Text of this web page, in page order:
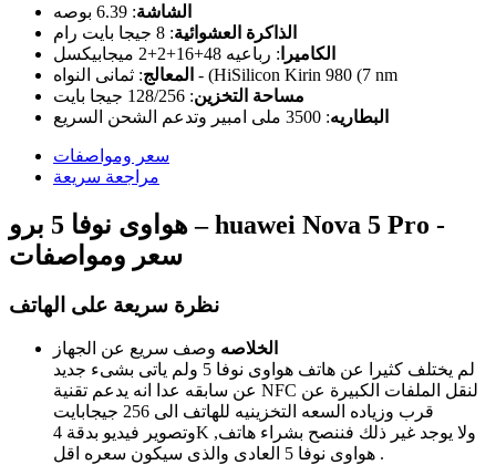
الشاشة: 6.39 بوصه
الذاكرة العشوائية: 8 جيجا بايت رام
الكاميرا : رباعيه 48+16+2+2 ميجابيكسل
المعالج:
ثمانى النواه - (HiSilicon Kirin 980 (7 nm
مساحة التخزين: 128/256 جيجا بايت
البطاريه: 3500 ملى امبير وتدعم الشحن السريع
سعر ومواصفات
مراجعة سريعة
هواوى نوفا 5 برو – huawei Nova 5 Pro -
سعر ومواصفات
نظرة سريعة على الهاتف
الخلاصه وصف سريع عن الجهاز
لم يختلف كثيرا عن هاتف هواوى نوفا 5 ولم ياتى بشىء جديد
عن سابقه عدا انه يدعم تقنية NFC لنقل الملفات الكبيرة عن
قرب وزياده السعه التخزينيه للهاتف الى 256 جيجابايت
وتصوير فيديو بدقة 4K ,ولا يوجد غير ذلك فننصح بشراء هاتف
هواوى نوفا 5 العادى والذى سيكون سعره اقل .